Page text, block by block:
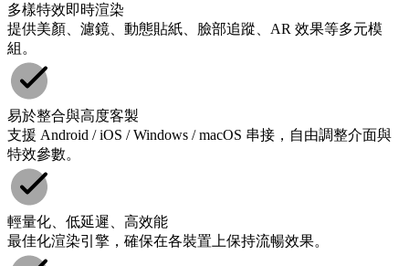
多樣特效即時渲染
提供美顏、濾鏡、動態貼紙、臉部追蹤、AR 效果等多元模
組。
易於整合與高度客製
支援 Android / iOS / Windows / macOS 串接，自由調整介面與
特效參數。
輕量化、低延遲、高效能
最佳化渲染引擎，確保在各裝置上保持流暢效果。